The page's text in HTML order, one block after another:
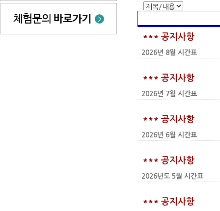
*** 공지사항
2026년 8월 시간표
*** 공지사항
2026년 7월 시간표
*** 공지사항
2026년 6월 시간표
*** 공지사항
2026년도 5월 시간표
*** 공지사항